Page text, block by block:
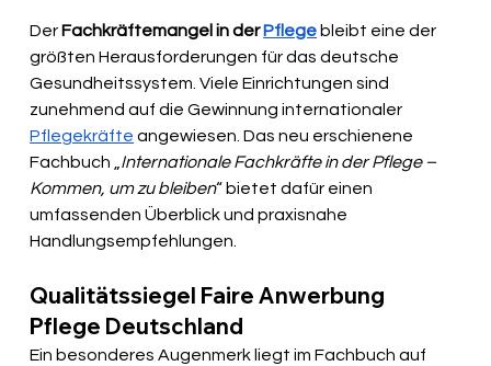
Der Fachkräftemangel in der Pflege bleibt eine der
größten Herausforderungen für das deutsche
Gesundheitssystem. Viele Einrichtungen sind
zunehmend auf die Gewinnung internationaler
Pflegekräfte angewiesen. Das neu erschienene
Fachbuch „ Internationale Fachkräfte in der Pflege –
Kommen, um zu bleiben“ bietet dafür einen
umfassenden Überblick und praxisnahe
Handlungsempfehlungen.
Qualitätssiegel Faire Anwerbung
Pflege Deutschland
Ein besonderes Augenmerk liegt im Fachbuch auf